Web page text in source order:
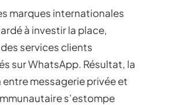
marques internationales
à investir la place,
services clients
sur WhatsApp. Résultat, la
messagerie privée et
s’estompe